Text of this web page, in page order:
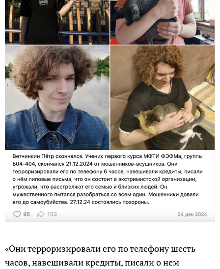
«Они терроризировали его по телефону шесть
часов, навешивали кредиты, писали о нем